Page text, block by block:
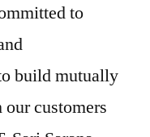
to
build mutually
customers